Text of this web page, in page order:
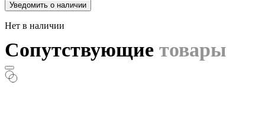
Уведомить о наличии
Нет в наличии
Сопутствующие товары